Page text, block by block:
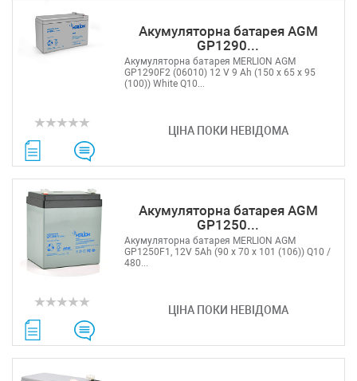
Акумуляторна батарея AGM
GP1290...
ЦІНА ПОКИ НЕВІДОМА
Акумуляторна батарея MERLION AGM
GP1290F2 (06010) 12 V 9 Ah (150 x 65 x 95
(100)) White Q10...
Акумуляторна батарея AGM
GP1250...
ЦІНА ПОКИ НЕВІДОМА
Акумуляторна батарея MERLION AGM
GP1250F1, 12V 5Ah (90 х 70 х 101 (106)) Q10 /
480...